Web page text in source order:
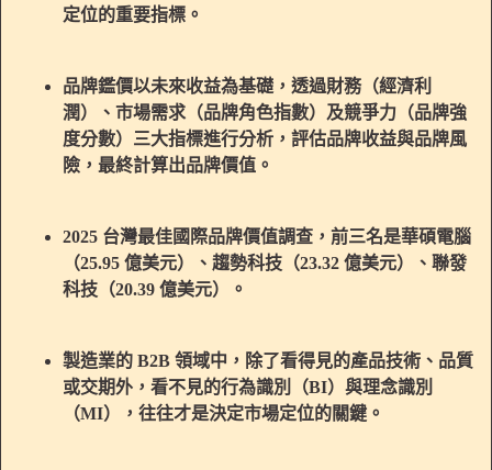
定位的重要指標。
品牌鑑價以未來收益為基礎，透過財務（經濟利
潤）、市場需求（品牌角色指數）及競爭力（品牌強
度分數）三大指標進行分析，評估品牌收益與品牌風
險，最終計算出品牌價值。
2025 台灣最佳國際品牌價值調查，前三名是華碩電腦
（25.95 億美元）、趨勢科技（23.32 億美元）、聯發
科技（20.39 億美元）。
製造業的 B2B 領域中，除了看得見的產品技術、品質
或交期外，看不見的行為識別（BI）與理念識別
（MI），往往才是決定市場定位的關鍵。